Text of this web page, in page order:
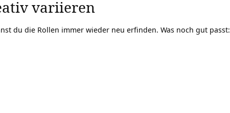
variieren
du die Rollen immer wieder neu erfinden. Was noch gut passt: